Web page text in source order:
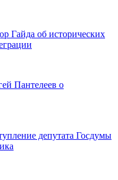
Гайда об исторических
Пантелеев о
депутата Госдумы